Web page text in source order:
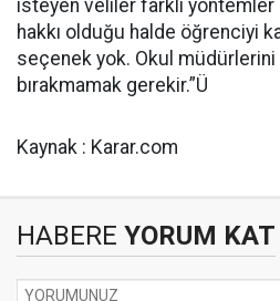
isteyen veliler farklı yöntemler
hakkı olduğu halde öğrenciyi
seçenek yok. Okul müdürlerini
bırakmamak gerekir.”Ü
Kaynak : Karar.com
HABERE YORUM KAT